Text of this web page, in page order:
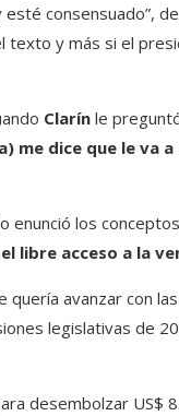
consensuado”,
texto y más si el
Clarín le
me dice que le va
enunció los
libre acceso a la
avanzar con
legislativas de
desembolzar US$